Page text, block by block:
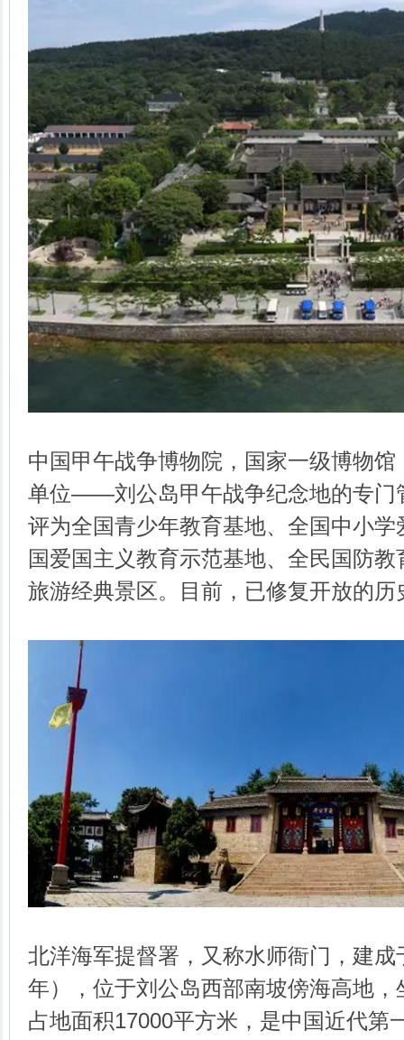
中国甲午战争博物院，国家一级博物
单位——刘公岛甲午战争纪念地的专门
评为全国青少年教育基地、全国中小
国爱国主义教育示范基地、全民国防
旅游经典景区。目前，已修复开放的历
北洋海军提督署，又称水师衙门，建
年），位于刘公岛西部南坡傍海高地
占地面积17000平方米，是中国近代第